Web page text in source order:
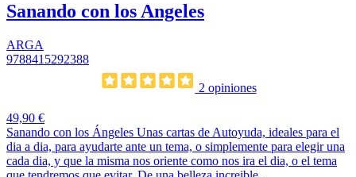
Sanando con los Angeles
ARGA
9788415292388
2 opiniones
49,90 €
Sanando con los Ángeles Unas cartas de Autoyuda, ideales para el
dia a dia, para ayudarte ante un tema, o simplemente para elegir una
cada dia, y que la misma nos oriente como nos ira el dia, o el tema